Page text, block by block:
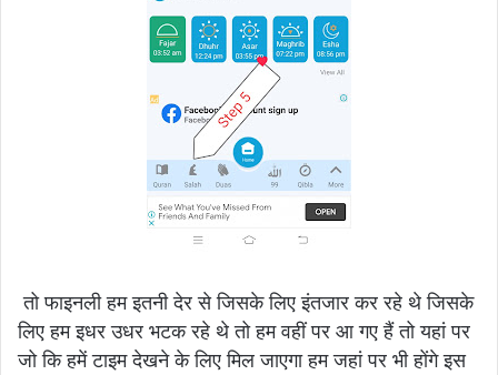
तो फाइनली हम इतनी देर से जिसके लिए इंतजार कर रहे थे जिसके
लिए हम इधर उधर भटक रहे थे तो हम वहीं पर आ गए हैं तो यहां पर
जो कि हमें टाइम देखने के लिए मिल जाएगा हम जहां पर भी होंगे इस